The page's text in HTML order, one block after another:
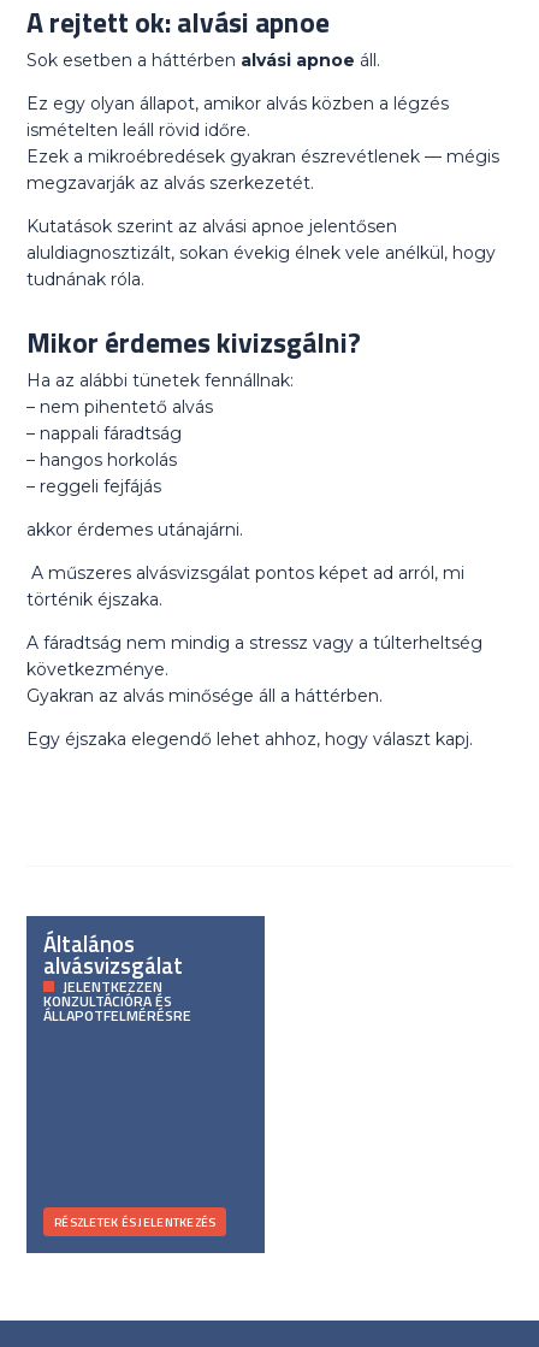
A rejtett ok: alvási apnoe
Sok esetben a háttérben alvási apnoe áll.
Ez egy olyan állapot, amikor alvás közben a légzés
ismételten leáll rövid időre.
Ezek a mikroébredések gyakran észrevétlenek — mégis
megzavarják az alvás szerkezetét.
Kutatások szerint az alvási apnoe jelentősen
aluldiagnosztizált, sokan évekig élnek vele anélkül, hogy
tudnának róla.
Mikor érdemes kivizsgálni?
Ha az alábbi tünetek fennállnak:
– nem pihentető alvás
– nappali fáradtság
– hangos horkolás
– reggeli fejfájás
akkor érdemes utánajárni.
A műszeres alvásvizsgálat pontos képet ad arról, mi
történik éjszaka.
A fáradtság nem mindig a stressz vagy a túlterheltség
következménye.
Gyakran az alvás minősége áll a háttérben.
Egy éjszaka elegendő lehet ahhoz, hogy választ kapj.
Általános
alvásvizsgálat
JELENTKEZZEN
KONZULTÁCIÓRA ÉS
ÁLLAPOTFELMÉRÉSRE
RÉSZLETEK ÉS JELENTKEZÉS